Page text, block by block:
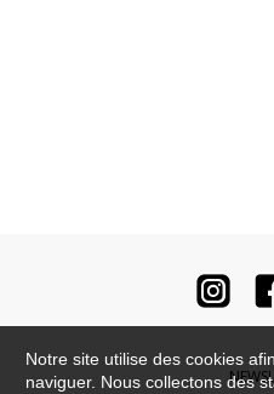
Notre site utilise des cookies
naviguer. Nous collectons des